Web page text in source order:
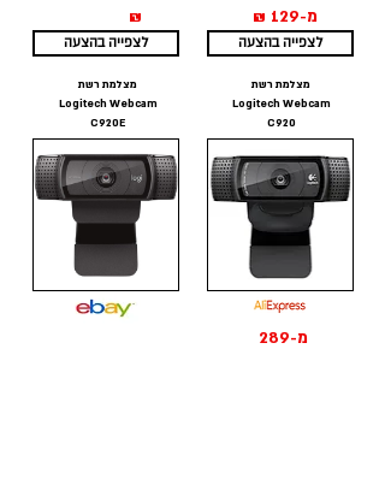
₪
לצפייה בהצעה
מצלמת רשת
Logitech Webcam
C920E
מ-129 ₪
לצפייה בהצעה
מצלמת רשת
Logitech Webcam
C920
מ-289